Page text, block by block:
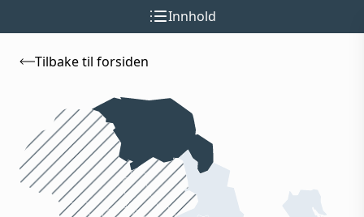
Tilbake til forsiden
Innhold